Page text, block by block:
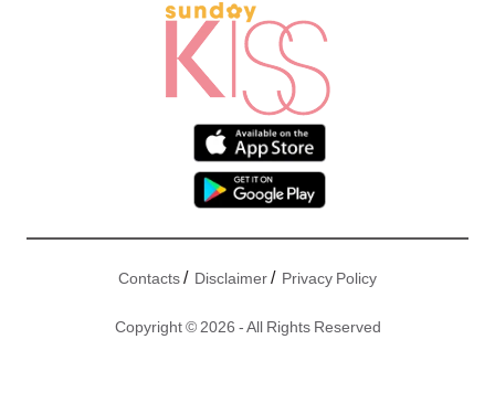
Contacts/ Disclaimer/ Privacy Policy
Copyright © 2026 - All Rights Reserved